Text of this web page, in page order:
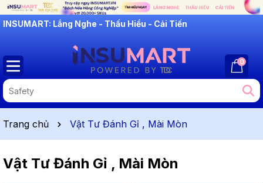
INSUMART: Lắng Nghe - Thấu Hiểu - Cải Tiến
0
Trang chủ Vật Tư Đánh Gỉ , Mài Mòn
Vật Tư Đánh Gỉ , Mài Mòn